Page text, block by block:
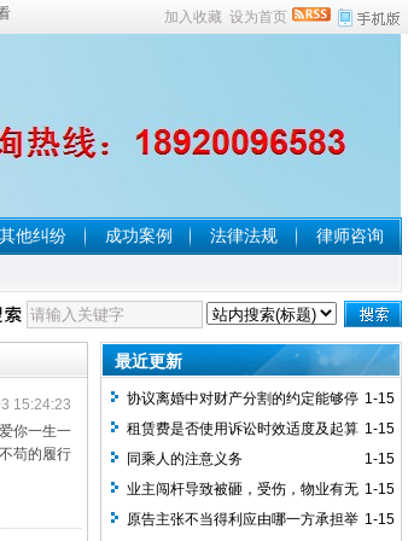
加入收藏 设为首页
其他纠纷 成功案例 法律法规 律师咨询
15:24:23
你一生一
苟的履行
最近更新
1-15
协议离婚中对财产分割的约定能够停
止执行？
1-15
租赁费是否使用诉讼时效适度及起算
点问题 ？
1-15
同乘人的注意义务
1-15
业主闯杆导致被砸，受伤，物业有无
责任？
1-15
原告主张不当得利应由哪一方承担举